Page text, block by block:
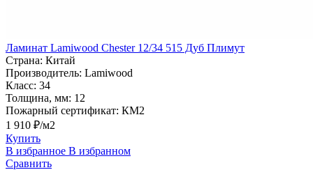
Ламинат Lamiwood Chester 12/34 515 Дуб Плимут
Страна: Китай
Производитель: Lamiwood
Класс: 34
Толщина, мм: 12
Пожарный сертификат: КМ2
1 910 ₽/м2
Купить
В избранное В избранном
Сравнить